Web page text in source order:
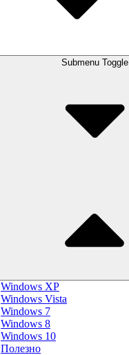
Submenu Toggle
Windows XP
Windows Vista
Windows 7
Windows 8
Windows 10
Полезно